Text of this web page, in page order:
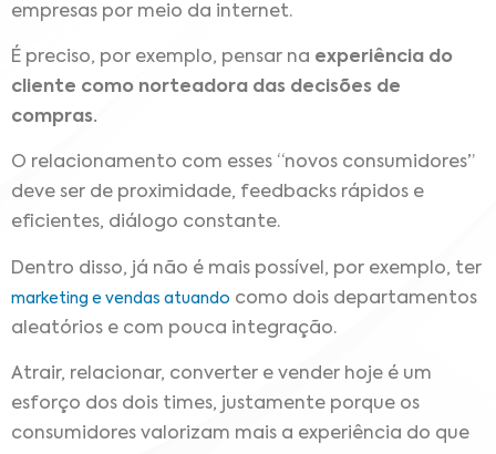
empresas por meio da internet.
É preciso, por exemplo, pensar na experiência do
cliente como norteadora das decisões de
compras.
O relacionamento com esses “novos consumidores”
deve ser de proximidade, feedbacks rápidos e
eficientes, diálogo constante.
Dentro disso, já não é mais possível, por exemplo, ter
marketing e vendas atuando como dois departamentos
aleatórios e com pouca integração.
Atrair, relacionar, converter e vender hoje é um
esforço dos dois times, justamente porque os
consumidores valorizam mais a experiência do que